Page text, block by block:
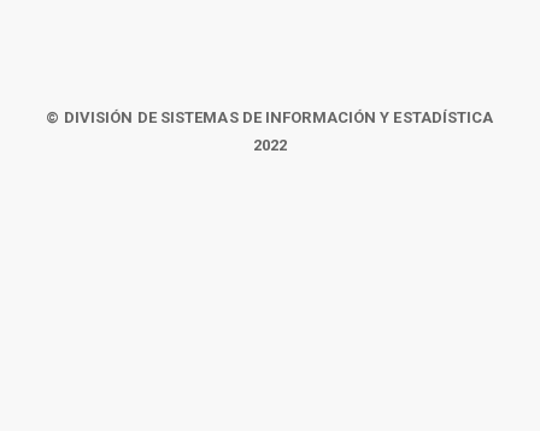
© DIVISIÓN DE SISTEMAS DE INFORMACIÓN Y ESTADÍSTICA
2022